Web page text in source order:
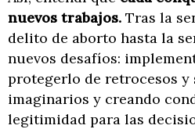
nuevos trabajos. Tras la
delito de aborto hasta la
nuevos desafíos:
protegerlo de retrocesos y
imaginarios y creando
legitimidad para las